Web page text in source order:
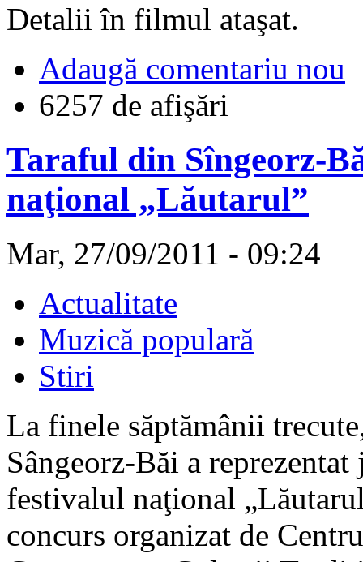
Detalii în filmul ataşat.
Adaugă comentariu nou
6257 de afişări
Taraful din Sîngeorz-
naţional „Lăutarul”
Mar, 27/09/2011 - 09:24
Actualitate
Muzică populară
Stiri
La finele săptămânii
Sângeorz-Băi a
festivalul naţional
concurs organizat de